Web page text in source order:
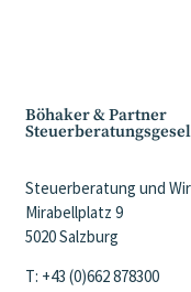
Böhaker & Partner
Steuerberatung und
Mirabellplatz 9
5020 Salzburg
T: +43 (0)662 878300